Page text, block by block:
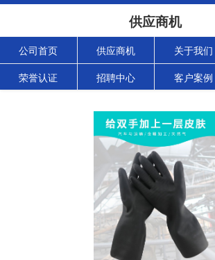
供应商机
公司首页 供应商机 关于我们
荣誉认证 招聘中心 客户案例